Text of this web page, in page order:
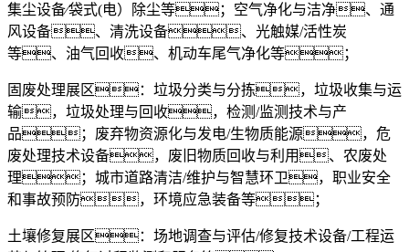
集尘设备∕袋式(电）除尘等；空气净化与洁净、通
风设备、清洗设备、光触媒/活性炭
等、油气回收、机动车尾气净化等；
固废处理展区：垃圾分类与分拣，垃圾收集与运
输，垃圾处理与回收，检测/监测技术与产
品；废弃物资源化与发电/生物质能源，危
废处理技术设备，废旧物质回收与利用、农废处
理；城市道路清洁/维护与智慧环卫，职业安全
和事故预防，环境应急装备等；
土壤修复展区：场地调查与评估/修复技术设备/工程运